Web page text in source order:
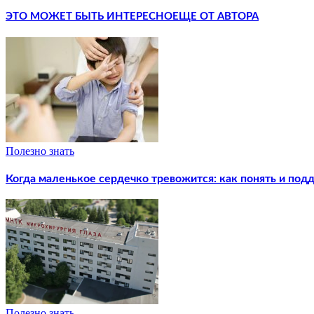
ЭТО МОЖЕТ БЫТЬ ИНТЕРЕСНО ЕЩЕ ОТ АВТОРА
Полезно знать
Когда маленькое сердечко тревожится: как понять и